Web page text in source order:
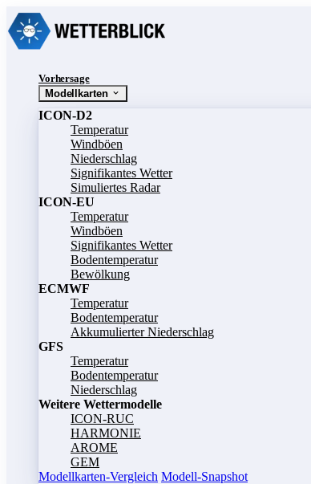
Vorhersage
Modellkarten
ICON-D2
Temperatur
Windböen
Niederschlag
Signifikantes Wetter
Simuliertes Radar
ICON-EU
Temperatur
Windböen
Signifikantes Wetter
Bodentemperatur
Bewölkung
ECMWF
Temperatur
Bodentemperatur
Akkumulierter Niederschlag
GFS
Temperatur
Bodentemperatur
Niederschlag
Weitere Wettermodelle
ICON-RUC
HARMONIE
AROME
GEM
Modellkarten-Vergleich Modell-Snapshot